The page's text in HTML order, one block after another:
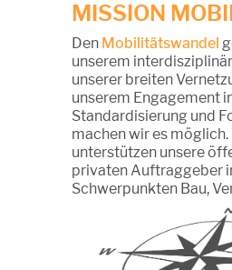
MISSION
Den Mobilitätswandel
unserem
unserer breiten
unserem Engagement
Standardisierung und
machen wir es
unterstützen unsere
privaten Auftraggeber
Schwerpunkten Bau,